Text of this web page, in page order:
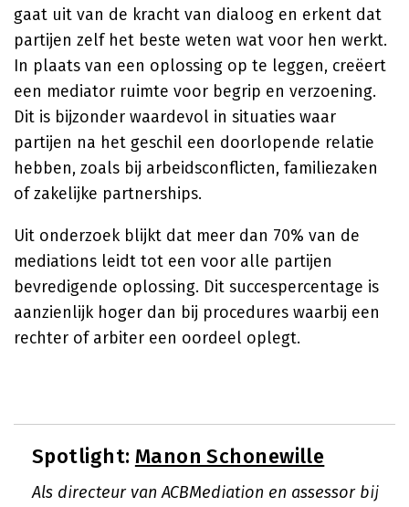
gaat uit van de kracht van dialoog en erkent dat
partijen zelf het beste weten wat voor hen werkt.
In plaats van een oplossing op te leggen, creëert
een mediator ruimte voor begrip en verzoening.
Dit is bijzonder waardevol in situaties waar
partijen na het geschil een doorlopende relatie
hebben, zoals bij arbeidsconflicten, familiezaken
of zakelijke partnerships.
Uit onderzoek blijkt dat meer dan 70% van de
mediations leidt tot een voor alle partijen
bevredigende oplossing. Dit succespercentage is
aanzienlijk hoger dan bij procedures waarbij een
rechter of arbiter een oordeel oplegt.
Spotlight: Manon Schonewille
Als directeur van ACBMediation en assessor bij